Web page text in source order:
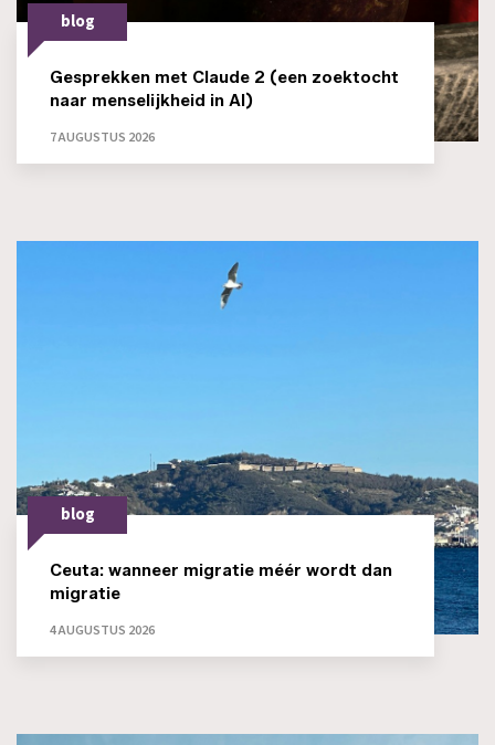
blog
Gesprekken met Claude 2 (een zoektocht
naar menselijkheid in AI)
7 AUGUSTUS 2026
blog
Ceuta: wanneer migratie méér wordt dan
migratie
4 AUGUSTUS 2026